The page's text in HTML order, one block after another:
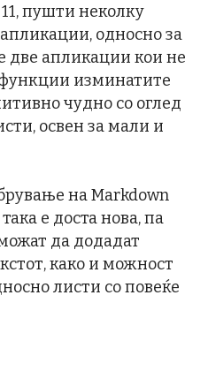
пушти неколку
односно за
две апликации кои не
изминатите
чудно со оглед
освен за мали и
на Markdown
е доста нова, па
да додадат
како и можност
листи со повеќе